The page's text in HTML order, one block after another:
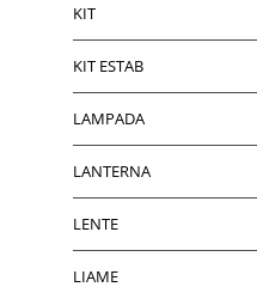
KIT
KIT ESTAB
LAMPADA
LANTERNA
LENTE
LIAME